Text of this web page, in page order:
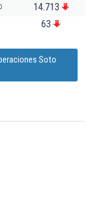
14.713
63
Soto